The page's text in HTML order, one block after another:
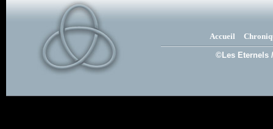
Accueil
©Les Eternels